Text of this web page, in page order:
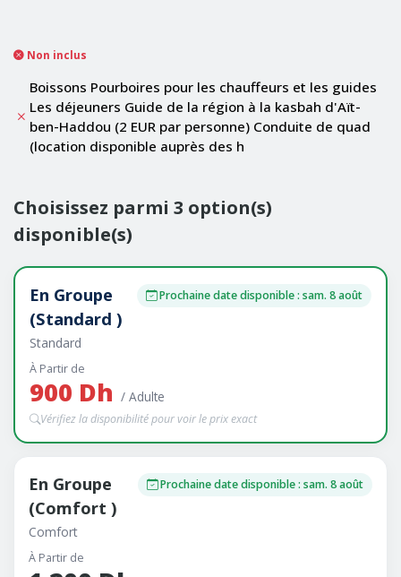
Non inclus
Boissons Pourboires pour les chauffeurs et les guides
Les déjeuners Guide de la région à la kasbah d'Aït-
ben-Haddou (2 EUR par personne) Conduite de quad
(location disponible auprès des h
Choisissez parmi 3 option(s)
disponible(s)
En Groupe
(Standard )
Standard
Prochaine date disponible : sam. 8 août
À Partir de
900 Dh / Adulte
Vérifiez la disponibilité pour voir le prix exact
En Groupe
(Comfort )
Comfort
Prochaine date disponible : sam. 8 août
À Partir de